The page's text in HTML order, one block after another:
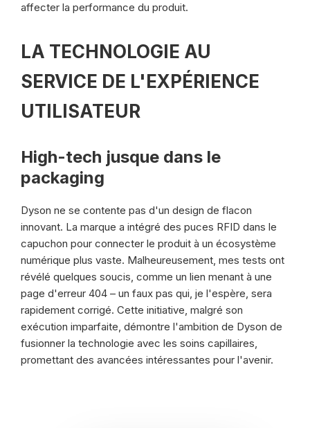
affecter la performance du produit.
LA TECHNOLOGIE AU
SERVICE DE L'EXPÉRIENCE
UTILISATEUR
High-tech jusque dans le
packaging
Dyson ne se contente pas d'un design de flacon
innovant. La marque a intégré des puces RFID dans le
capuchon pour connecter le produit à un écosystème
numérique plus vaste. Malheureusement, mes tests ont
révélé quelques soucis, comme un lien menant à une
page d'erreur 404 – un faux pas qui, je l'espère, sera
rapidement corrigé. Cette initiative, malgré son
exécution imparfaite, démontre l'ambition de Dyson de
fusionner la technologie avec les soins capillaires,
promettant des avancées intéressantes pour l'avenir.